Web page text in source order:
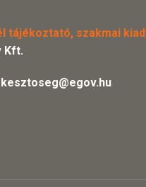
tájékoztató, szakmai
Kft.